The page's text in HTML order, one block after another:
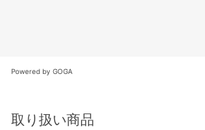
Powered by GOGA
取り扱い商品